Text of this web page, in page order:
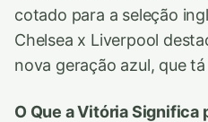
cotado para a seleção
Chelsea x Liverpool
nova geração azul, que
O Que a Vitória Significa